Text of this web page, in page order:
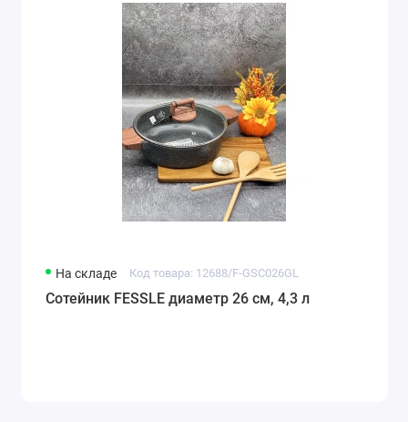
На складе Код товара: 12688/F-GSC026GL
Сотейник FESSLE диаметр 26 см, 4,3 л